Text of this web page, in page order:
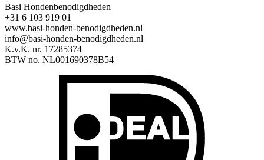
Basi Hondenbenodigdheden
+31 6 103 919 01
www.basi-honden-benodigdheden.nl
info@basi-honden-benodigdheden.nl
K.v.K. nr. 17285374
BTW no. NL001690378B54